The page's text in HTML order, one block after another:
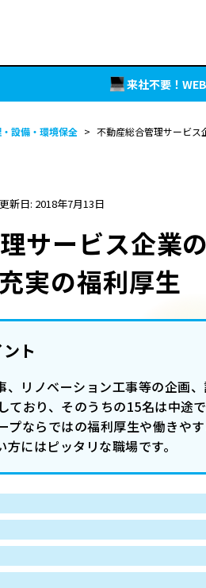
来社不要！
設備・環境保全 > 不動産総合管理サービス
更新日: 2018年7月13日
サービス企業
実の福利厚生
ト
、リノベーション工事等の企画
ており、そのうちの15名は中途
プならではの福利厚生や働きや
にはピッタリな職場です。